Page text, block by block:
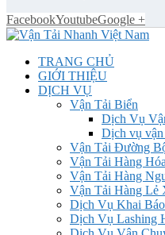
FacebookYoutubeGoogle +
TRANG CHỦ
GIỚI THIỆU
DỊCH VỤ
Vận Tải Biển
Dịch Vụ
Dịch vụ
Vận Tải Đường
Vận Tải Hàng
Vận Tải Hàng
Vận Tải Hàng Lẻ
Dịch Vụ Khai
Dịch Vụ Lashing